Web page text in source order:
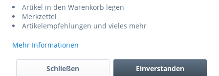
Artikel in den Warenkorb legen
Merkzettel
Artikelempfehlungen und vieles mehr
Mehr Informationen
Einverstanden
Schließen